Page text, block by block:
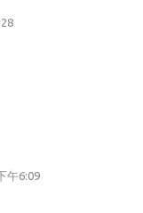
午6:09